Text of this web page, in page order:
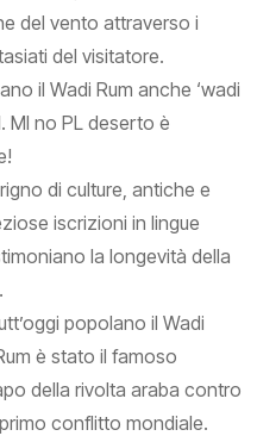
del vento attraverso i
del visitatore.
il Wadi Rum anche ‘wadi
Ml no PL deserto è
di culture, antiche e
iscrizioni in lingue
la longevità della
popolano il Wadi
è stato il famoso
della rivolta araba contro
conflitto mondiale.